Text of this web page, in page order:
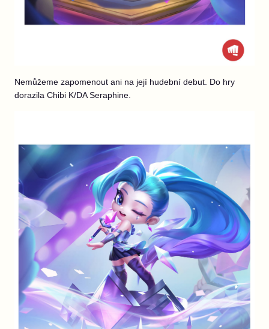
Nemůžeme zapomenout ani na její hudební debut. Do hry
dorazila Chibi K/DA Seraphine.